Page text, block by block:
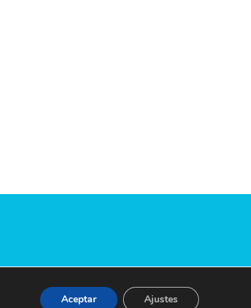
Aceptar Ajustes